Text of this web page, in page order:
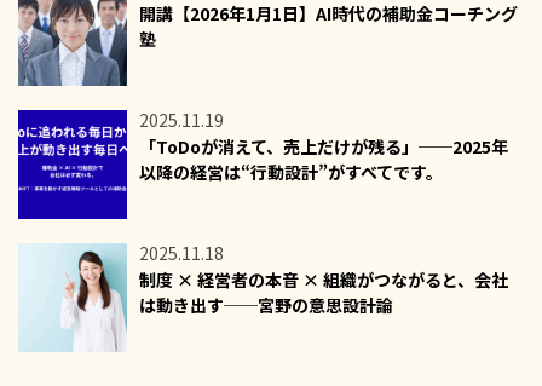
開講【2026年1月1日】AI時代の補助金コーチング
塾
2025.11.19
「ToDoが消えて、売上だけが残る」──2025年
以降の経営は“行動設計”がすべてです。
2025.11.18
制度 × 経営者の本音 × 組織がつながると、会社
は動き出す──宮野の意思設計論